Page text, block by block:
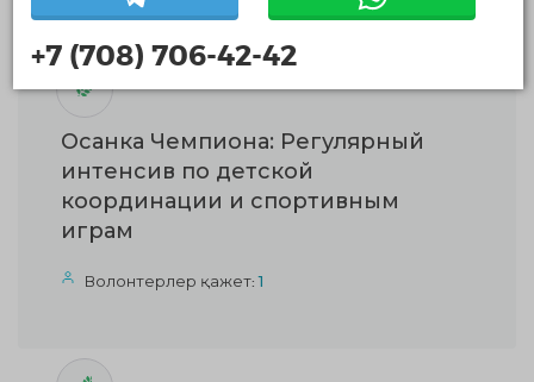
Осанка Чемпиона: Регулярный
интенсив по детской
координации и спортивным
играм
Волонтерлер қажет:1
+7 (708) 706-42-42